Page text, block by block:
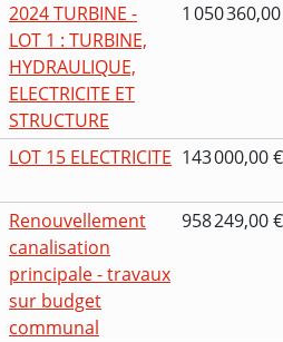
2024 TURBINE -
LOT 1 : TURBINE,
HYDRAULIQUE,
ELECTRICITE ET
STRUCTURE
1 050
LOT 15 ELECTRICITE 143 000,00 €
Renouvellement
canalisation
principale - travaux
sur budget
communal
958 249,00 €